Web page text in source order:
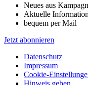
Neues aus
Aktuelle
bequem per Mail
Jetzt abonnieren
Datenschutz
Impressum
Cookie-
Hinweis geben